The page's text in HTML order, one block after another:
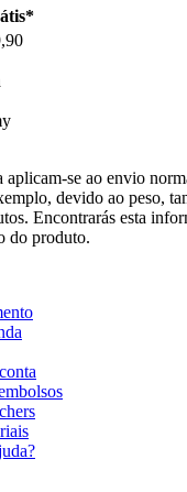
aplicam-se ao envio
devido ao peso,
Encontrarás esta
do produto.